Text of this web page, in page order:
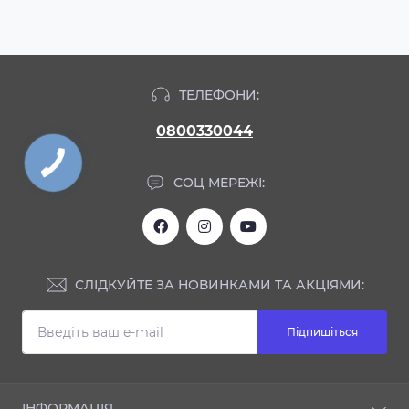
ТЕЛЕФОНИ:
0800330044
СОЦ МЕРЕЖІ:
СЛІДКУЙТЕ ЗА НОВИНКАМИ ТА АКЦІЯМИ:
Підпишіться